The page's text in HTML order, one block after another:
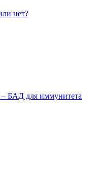
нет?
БАД для иммунитета